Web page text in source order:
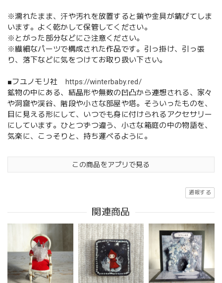
※濡れたまま、汗や汚れを放置すると鎖や金具が錆びてしま
います。よく乾かして保管してください。
※とがった部分などにご注意ください。
※繊細なパーツで構成された作品です。引っ掛け、引っ張
り、落下などに気をつけてお取り扱い下さい。
■フユノモリ社
https://winterbaby.red/
鉱物の中にある、結晶形や無数の凹凸から連想される、家々
や洞窟や渓谷、階段や小さな部屋や塔。そういったものを、
目に見える形にして、いつでも身に付けられるアクセサリー
にしています。ひとつずつ違う、小さな箱庭の中の物語を、
気楽に、こっそりと、持ち運べるように。
この商品をアプリで見る
通報する
関連商品